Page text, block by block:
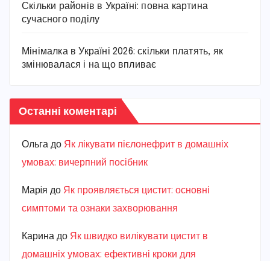
Скільки районів в Україні: повна картина
сучасного поділу
Мінімалка в Україні 2026: скільки платять, як
змінювалася і на що впливає
Останні коментарі
Ольга до Як лікувати пієлонефрит в домашніх
умовах: вичерпний посібник
Марiя до Як проявляється цистит: основні
симптоми та ознаки захворювання
Карина до Як швидко вилікувати цистит в
домашніх умовах: ефективні кроки для